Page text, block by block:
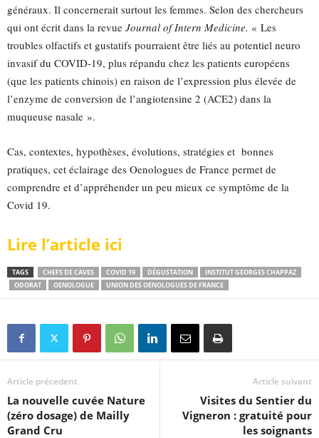
généraux. Il concernerait surtout les femmes. Selon des chercheurs
qui ont écrit dans la revue Journal of Intern Medicine. « Les
troubles olfactifs et gustatifs pourraient être liés au potentiel neuro
invasif du COVID-19, plus répandu chez les patients européens
(que les patients chinois) en raison de l’expression plus élevée de
l’enzyme de conversion de l’angiotensine 2 (ACE2) dans la
muqueuse nasale ».
Cas, contextes, hypothèses, évolutions, stratégies et bonnes
pratiques, cet éclairage des Oenologues de France permet de
comprendre et d’appréhender un peu mieux ce symptôme de la
Covid 19.
Lire l’article ici
TAGS CHEFS DE CAVES COVID 19 DÉGUSTATION
INSTITUT GEORGES CHAPPAZ
ODORAT
OENOLOGUE UNION DES OENOLOGUES DE FRANCE
Article précedent
La nouvelle cuvée Nature
(zéro dosage) de Mailly
Grand Cru
Article suivant
Visites du Sentier du
Vigneron : gratuité pour
les soignants